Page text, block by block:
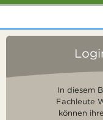
In diesem
Fachleute
können